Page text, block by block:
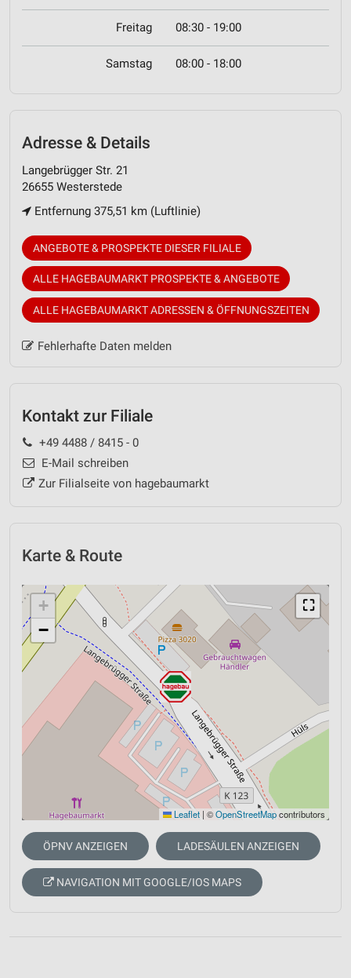
Freitag 08:30 - 19:00
Samstag 08:00 - 18:00
Adresse & Details
Langebrügger Str. 21
26655 Westerstede
Entfernung 375,51 km (Luftlinie)
ANGEBOTE & PROSPEKTE DIESER FILIALE
ALLE HAGEBAUMARKT PROSPEKTE & ANGEBOTE
ALLE HAGEBAUMARKT ADRESSEN & ÖFFNUNGSZEITEN
Fehlerhafte Daten melden
Kontakt zur Filiale
+49 4488 / 8415 - 0
E-Mail schreiben
Zur Filialseite von hagebaumarkt
Karte & Route
⛶
+
−
Leaflet | ©OpenStreetMapcontributors
ÖPNV ANZEIGEN LADESÄULEN ANZEIGEN
NAVIGATION MIT GOOGLE/IOS MAPS